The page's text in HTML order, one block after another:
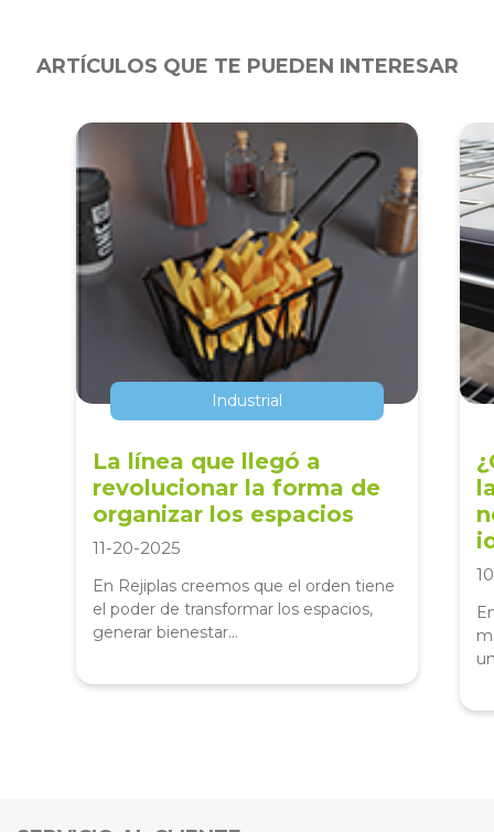
ARTÍCULOS QUE TE PUEDEN INTERESAR
La línea que llegó a
revolucionar la forma de
organizar los espacios
11-20-2025
En Rejiplas creemos que el orden tiene
el poder de transformar los espacios,
generar bienestar...
Industrial